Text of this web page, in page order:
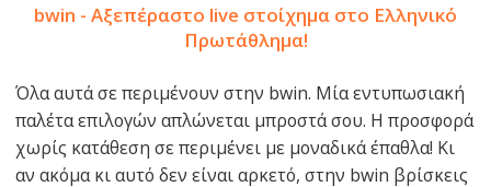
bwin - Αξεπέραστο live στοίχημα στο Ελληνικό
Πρωτάθλημα!
Όλα αυτά σε περιμένουν στην bwin. Μία εντυπωσιακή
παλέτα επιλογών απλώνεται μπροστά σου. Η προσφορά
χωρίς κατάθεση σε περιμένει με μοναδικά έπαθλα! Κι
αν ακόμα κι αυτό δεν είναι αρκετό, στην bwin βρίσκεις